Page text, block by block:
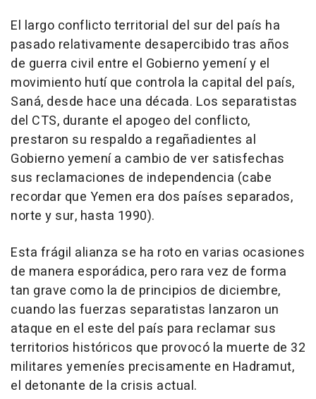
El largo conflicto territorial del sur del país ha
pasado relativamente desapercibido tras años
de guerra civil entre el Gobierno yemení y el
movimiento hutí que controla la capital del país,
Saná, desde hace una década. Los separatistas
del CTS, durante el apogeo del conflicto,
prestaron su respaldo a regañadientes al
Gobierno yemení a cambio de ver satisfechas
sus reclamaciones de independencia (cabe
recordar que Yemen era dos países separados,
norte y sur, hasta 1990).
Esta frágil alianza se ha roto en varias ocasiones
de manera esporádica, pero rara vez de forma
tan grave como la de principios de diciembre,
cuando las fuerzas separatistas lanzaron un
ataque en el este del país para reclamar sus
territorios históricos que provocó la muerte de 32
militares yemeníes precisamente en Hadramut,
el detonante de la crisis actual.